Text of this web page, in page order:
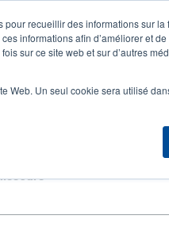
recueillir des informations sur
informations afin d’améliorer et
sur ce site web et sur d’autres
Web. Un seul cookie sera utilisé
User
Nouvelles
Header